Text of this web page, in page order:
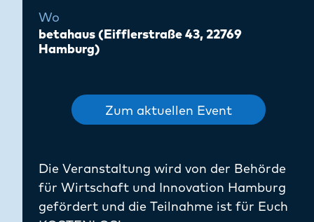
Wo
betahaus (Eifflerstraße 43, 22769
Hamburg)
Zum aktuellen Event
Die Veranstaltung wird von der Behörde
für Wirtschaft und Innovation Hamburg
gefördert und die Teilnahme ist für Euch